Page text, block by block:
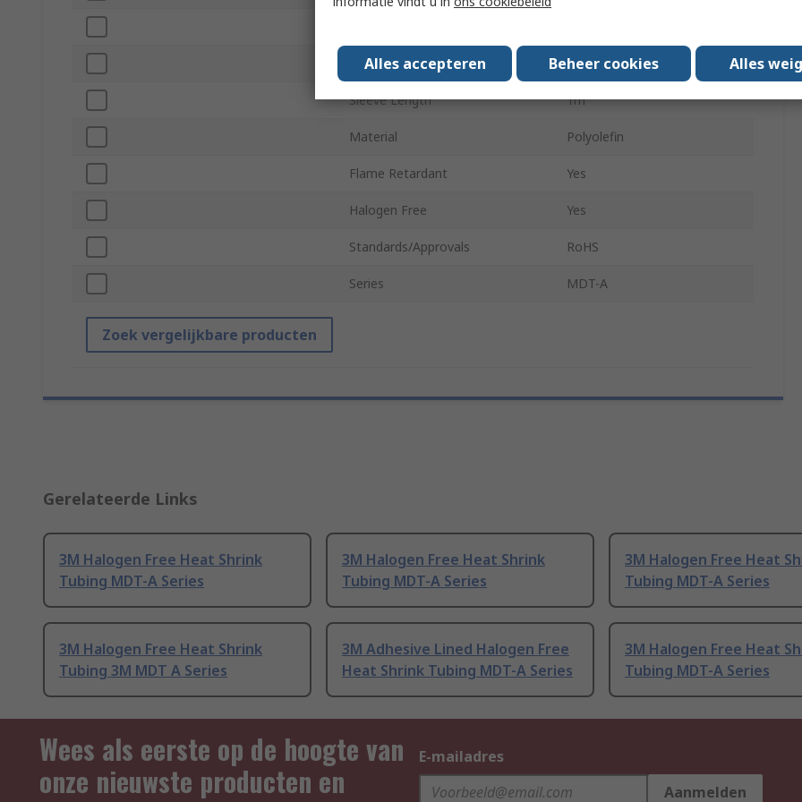
Shrink Ratio 4.5:1
Sleeve Length 1m
Material Polyolefin
Flame Retardant Yes
Halogen Free Yes
Standards/Approvals RoHS
Series MDT-A
Zoek vergelijkbare producten
Gerelateerde Links
3M Halogen Free Heat Shrink
Tubing MDT-A Series
3M Halogen Free Heat Shrink
Tubing MDT-A Series
3M Halogen Free Heat
Tubing MDT-A Series
3M Halogen Free Heat Shrink
Tubing 3M MDT A Series
3M Adhesive Lined Halogen Free
Heat Shrink Tubing MDT-A Series
3M Halogen Free Heat
Tubing MDT-A Series
Wees als eerste op de hoogte van
onze nieuwste producten en
E-mailadres
Aanmelden
Alles accepteren Beheer cookies Alles